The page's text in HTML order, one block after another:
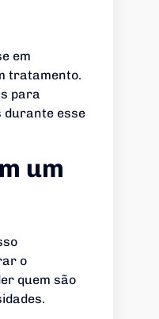
em
tratamento.
para
durante esse
um
o
quem são